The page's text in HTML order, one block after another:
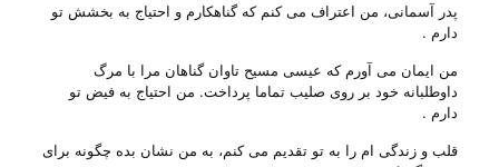
پدر آسمانی، من اعتراف می کنم که گناهکارم و احتیاج به بخشش تو
دارم .
من ایمان می آورم که عیسی مسیح تاوان گناهان مرا با مرگ
داوطلبانه خود بر روی صلیب تماما پرداخت. من احتیاج به فیض تو
دارم .
قلب و زندگی ام را به تو تقدیم می کنم، به من نشان بده چگونه برای